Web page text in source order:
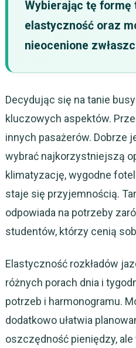
Wybierając tę formę
elastyczność oraz
nieocenione
Decydując się na tanie
kluczowych aspektów.
innych pasażerów. Dobrze
wybrać najkorzystniejszą
klimatyzację, wygodne
staje się przyjemnością.
odpowiada na potrzeby
studentów, którzy cenią
Elastyczność rozkładów
różnych porach dnia i
potrzeb i harmonogramu.
dodatkowo ułatwia
oszczędność pieniędzy,